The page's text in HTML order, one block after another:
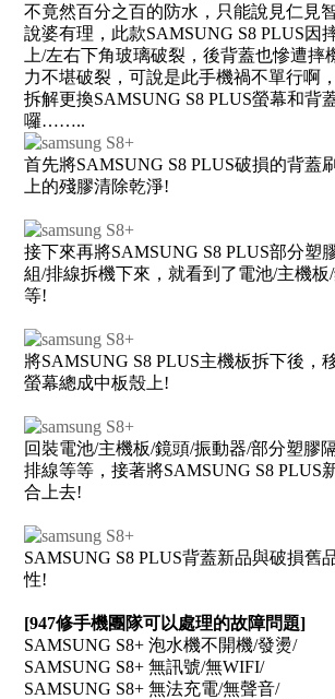
不竟然百分之百的防水，只能說見仁見
說婆有理，此款SAMSUNG S8 PLUS因
上/左右下角玻璃破裂，後背蓋也慘遭摔
力不堪破裂，可說是此手機禍不單行啊
拆解更換SAMSUNG S8 PLUS螢幕和背
囉……..
首先將SAMSUNG S8 PLUS破損的背蓋
上的殘膠清除乾淨!
接下來再將SAMSUNG S8 PLUS部分塑
組/排線拆機下來，就看到了電池/主機板
等!
將SAMSUNG S8 PLUS主機板拆下後，
螢幕總成中板殼上!
回裝電池/主機板/鏡頭/振動器/部分塑膠
排線等等，接著將SAMSUNG S8 PLUS
合上去!
SAMSUNG S8 PLUS背蓋新品與破損舊
性!
[947修手機團隊可以處理的故障問題]
SAMSUNG S8+ 泡水機不開機/發燙/
SAMSUNG S8+ 無訊號/無WIFI/
SAMSUNG S8+ 無法充電/無聲音/